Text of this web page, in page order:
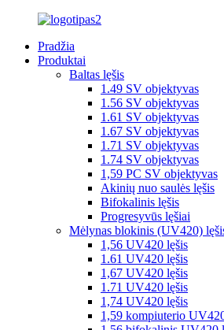
Pradžia
Produktai
Baltas lęšis
1.49 SV objektyvas
1.56 SV objektyvas
1.61 SV objektyvas
1.67 SV objektyvas
1.71 SV objektyvas
1.74 SV objektyvas
1,59 PC SV objektyvas
Akinių nuo saulės lęšis
Bifokalinis lęšis
Progresyvūs lęšiai
Mėlynas blokinis (UV420)
1,56 UV420 lęšis
1.61 UV420 lęšis
1,67 UV420 lęšis
1.71 UV420 lęšis
1,74 UV420 lęšis
1,59 kompiuterio